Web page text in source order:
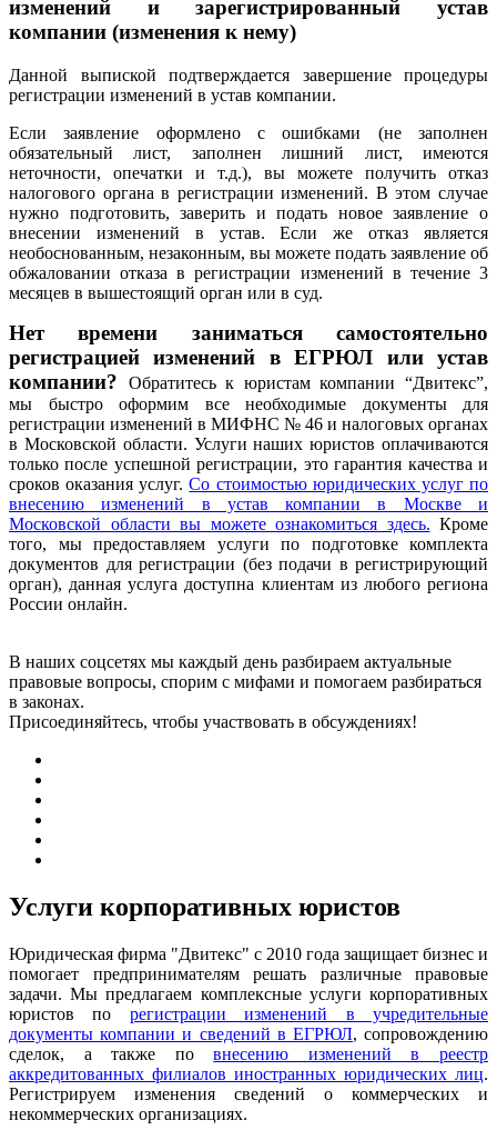
изменений и зарегистрированный устав
компании (изменения к нему)
Данной выпиской подтверждается завершение процедуры
регистрации изменений в устав компании.
Если заявление оформлено с ошибками (не заполнен
обязательный лист, заполнен лишний лист, имеются
неточности, опечатки и т.д.), вы можете получить отказ
налогового органа в регистрации изменений. В этом случае
нужно подготовить, заверить и подать новое заявление о
внесении изменений в устав. Если же отказ является
необоснованным, незаконным, вы можете подать заявление об
обжаловании отказа в регистрации изменений в течение 3
месяцев в вышестоящий орган или в суд.
Нет времени заниматься самостоятельно
регистрацией изменений в ЕГРЮЛ или устав
компании?
Обратитесь к юристам компании “Двитекс”,
мы быстро оформим все необходимые документы для
регистрации изменений в МИФНС № 46 и налоговых органах
в Московской области. Услуги наших юристов оплачиваются
только после успешной регистрации, это гарантия качества и
сроков оказания услуг.Со стоимостью юридических услуг по
внесению изменений в устав компании в Москве и
Московской области вы можете ознакомиться здесь. Кроме
того, мы предоставляем услуги по подготовке комплекта
документов для регистрации (без подачи в регистрирующий
орган), данная услуга доступна клиентам из любого региона
России онлайн.
В наших соцсетях мы каждый день разбираем актуальные
правовые вопросы, спорим с мифами и помогаем разбираться
в законах.
Присоединяйтесь, чтобы участвовать в обсуждениях!
Услуги корпоративных юристов
Юридическая фирма "Двитекс" с 2010 года защищает бизнес и
помогает предпринимателям решать различные правовые
задачи. Мы предлагаем комплексные услуги корпоративных
юристов по регистрации изменений в учредительные
документы компании и сведений в ЕГРЮЛ, сопровождению
сделок, а также повнесению изменений в реестр
аккредитованных филиалов иностранных юридических лиц.
Регистрируем изменения сведений о коммерческих и
некоммерческих организациях.